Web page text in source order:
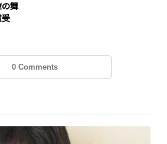
の舞
受
0 Comments